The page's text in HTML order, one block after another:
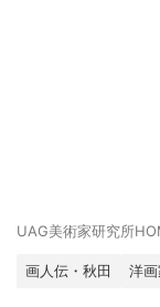
UAG美術家研究所
画人伝・秋田 洋画